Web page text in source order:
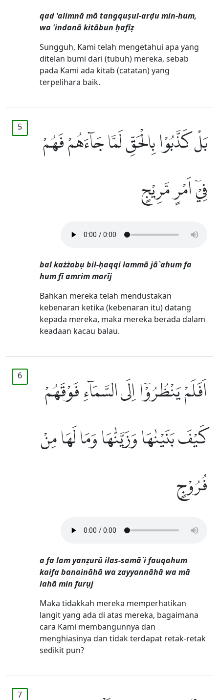
qad 'alimnā mā tangquṣul-arḍu min-hum,
wa 'indanā kitābun ḥafīẓ
Sungguh, Kami telah mengetahui apa yang
ditelan bumi dari (tubuh) mereka, sebab
pada Kami ada kitab (catatan) yang
terpelihara baik.
5
بَلْ كَذَّبُوْا بِالْحَقِّ لَمَّا جَاۤءَهُمْ فَهُمْ
فِيْٓ اَمْرٍ مَّرِيْجٍ
bal każżabụ bil-ḥaqqi lammā jā`ahum fa
hum fī amrim marīj
Bahkan mereka telah mendustakan
kebenaran ketika (kebenaran itu) datang
kepada mereka, maka mereka berada dalam
keadaan kacau balau.
6
اَفَلَمْ يَنْظُرُوْٓا اِلَى السَّمَاۤءِ فَوْقَهُمْ
كَيْفَ بَنَيْنٰهَا وَزَيَّنّٰهَا وَمَا لَهَا مِنْ
فُرُوْجٍ
a fa lam yanẓurū ilas-samā`i fauqahum
kaifa banaināhā wa zayyannāhā wa mā
lahā min furụj
Maka tidakkah mereka memperhatikan
langit yang ada di atas mereka, bagaimana
cara Kami membangunnya dan
menghiasinya dan tidak terdapat retak-retak
sedikit pun?
7